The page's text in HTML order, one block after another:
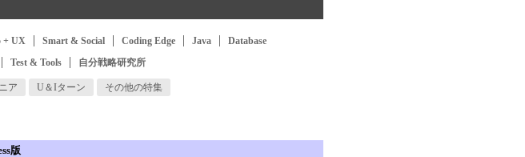
+ UX Smart & Social Coding Edge Java
Database
Test & Tools 自分戦略研究所
ア U＆Iターン その他の特集
版